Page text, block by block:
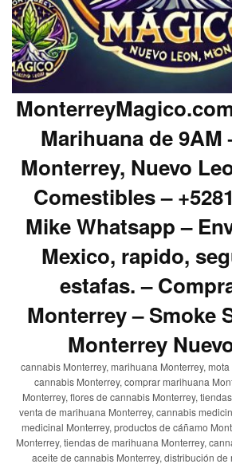
Marihuana de 9AM
Monterrey, Nuevo
Comestibles –
Mike Whatsapp –
Mexico, rapido,
estafas. –
Monterrey – Smoke
Monterrey
cannabis Monterrey, marihuana Monterrey,
cannabis Monterrey, comprar marihuana
Monterrey, flores de cannabis Monterrey,
venta de marihuana Monterrey, cannabis
medicinal Monterrey, productos de cáñamo
Monterrey, tiendas de marihuana Monterrey,
aceite de cannabis Monterrey, distribución de